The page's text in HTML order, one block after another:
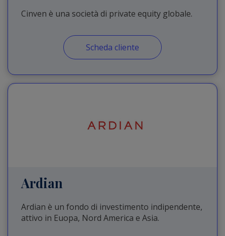
Cinven è una società di private equity globale.
Scheda cliente
Ardian
Ardian è un fondo di investimento indipendente,
attivo in Euopa, Nord America e Asia.